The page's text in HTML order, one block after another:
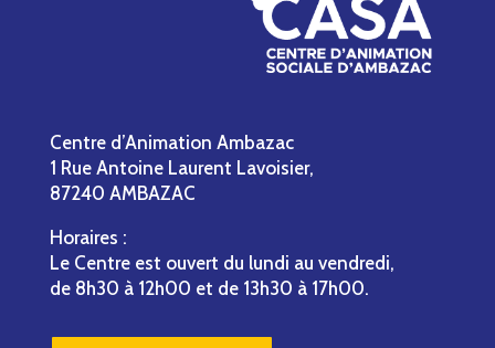
Centre d’Animation Ambazac
1 Rue Antoine Laurent Lavoisier,
87240 AMBAZAC
Horaires :
Le Centre est ouvert du lundi au vendredi,
de 8h30 à 12h00 et de 13h30 à 17h00.